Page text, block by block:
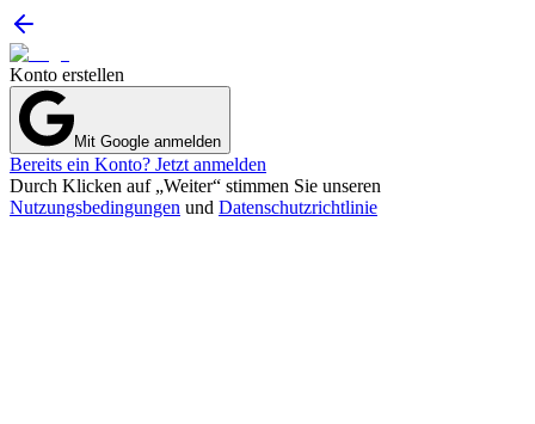
Konto erstellen
Mit Google anmelden
Bereits ein Konto? Jetzt anmelden
Durch Klicken auf „Weiter“ stimmen Sie unseren
Nutzungsbedingungen und Datenschutzrichtlinie